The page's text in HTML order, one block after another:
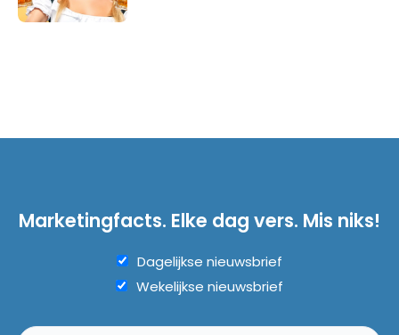
Marketingfacts. Elke dag vers. Mis niks!
Dagelijkse nieuwsbrief
Wekelijkse nieuwsbrief